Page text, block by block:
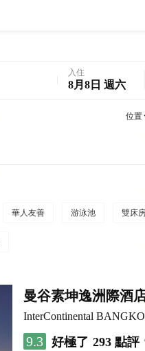
入住
8月8日 週六
位置
華人友善 游泳池 雙床
曼谷素坤逸洲際酒
InterContinental
9.3 好極了 293 點評